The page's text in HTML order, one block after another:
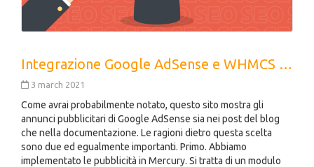
Integrazione Google AdSense e WHMCS con annunci In-Page
3 march 2021
Come avrai probabilmente notato, questo sito mostra gli
annunci pubblicitari di Google AdSense sia nei post del blog
che nella documentazione. Le ragioni dietro questa scelta
sono due ed egualmente importanti. Primo. Abbiamo
implementato le pubblicità in Mercury. Si tratta di un modulo